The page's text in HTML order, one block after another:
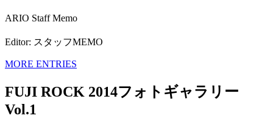
ARIO Staff Memo
Editor: スタッフMEMO
MORE ENTRIES
FUJI ROCK 2014フォトギャラリー
Vol.1